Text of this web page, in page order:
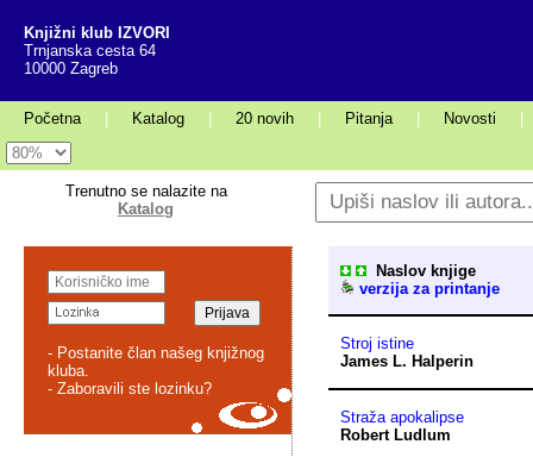
Knjižni klub IZVORI
Trnjanska cesta 64
10000 Zagreb
Početna Katalog 20 novih Pitanja Novosti
Trenutno se nalazite na
Katalog
- Postanite član našeg knjižnog
kluba.
- Zaboravili ste lozinku?
Naslov knjige
verzija za printanje
Stroj istine
James L. Halperin
Straža apokalipse
Robert Ludlum